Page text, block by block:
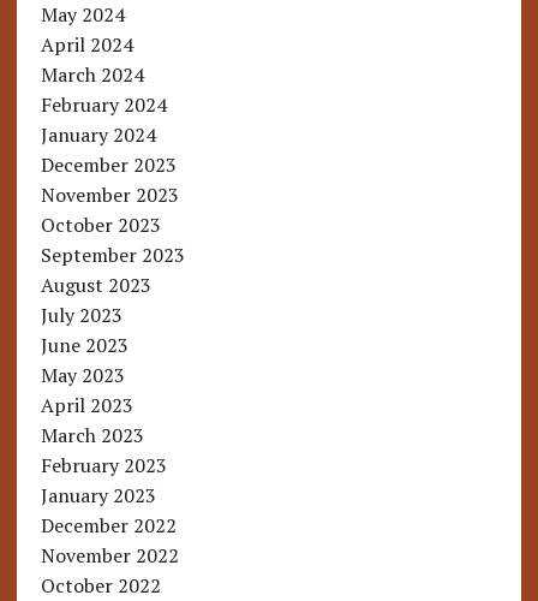
May 2024
April 2024
March 2024
February 2024
January 2024
December 2023
November 2023
October 2023
September 2023
August 2023
July 2023
June 2023
May 2023
April 2023
March 2023
February 2023
January 2023
December 2022
November 2022
October 2022